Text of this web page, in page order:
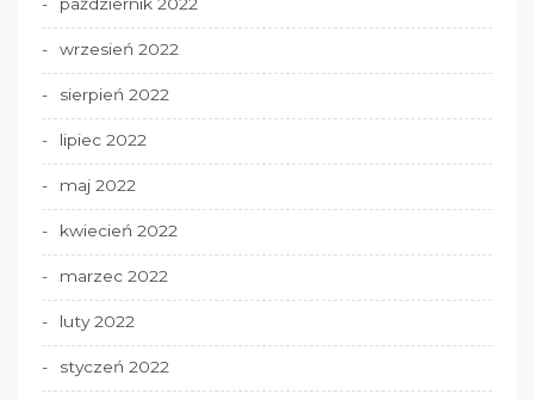
wrzesień 2022
sierpień 2022
lipiec 2022
maj 2022
kwiecień 2022
marzec 2022
luty 2022
styczeń 2022